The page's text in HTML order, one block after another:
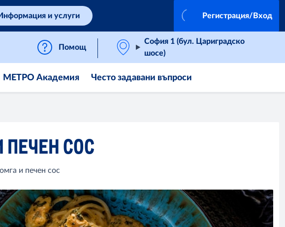
и услуги Регистрация/Вход
Помощ
София 1 (бул. Цариградско
шосе)
МЕТРО Академия Често задавани въпроси
ПЕЧЕН СОС
и печен сос